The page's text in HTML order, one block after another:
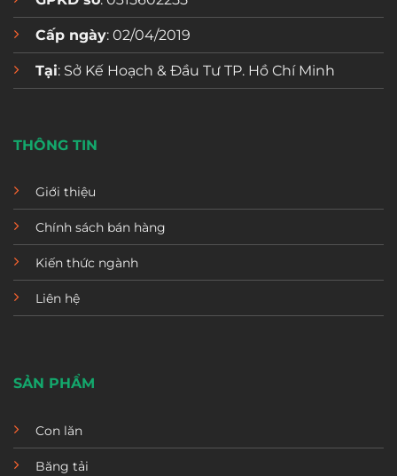
Cấp ngày: 02/04/2019
Tại: Sở Kế Hoạch & Đầu Tư TP. Hồ Chí Minh
THÔNG TIN
Giới thiệu
Chính sách bán hàng
Kiến thức ngành
Liên hệ
SẢN PHẨM
Con lăn
Băng tải